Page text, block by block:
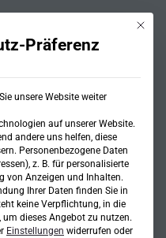
Konzepte
Mit
Präferenz
unsere Website weiter
auf unserer Website.
andere uns helfen, diese
Personenbezogene Daten
z. B. für personalisierte
von Anzeigen und Inhalten.
Ihrer Daten finden Sie in
keine Verpflichtung, in die
dieses Angebot zu nutzen.
Einstellungen widerrufen oder